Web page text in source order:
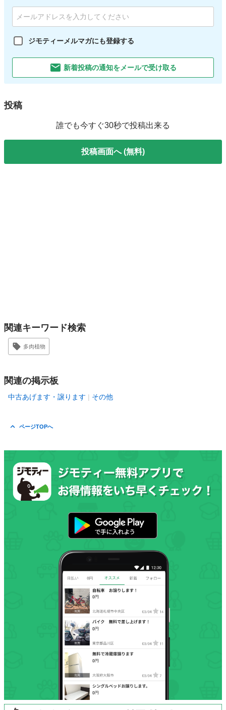
ジモティーメルマガにも登録する
新着投稿の通知をメールで受け取る
投稿
誰でも今すぐ30秒で投稿出来る
投稿画面へ (無料)
関連キーワード検索
多肉植物
関連の掲示板
中古あげます・譲ります その他
ページTOPへ